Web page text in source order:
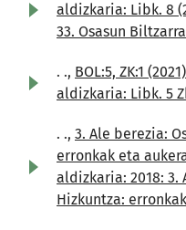
aldizkaria: Libk. 8
33. Osasun
. ., BOL:5, ZK:1 (2021)
aldizkaria: Libk. 5
. ., 3. Ale berezia:
erronkak eta
aldizkaria: 2018: 3.
Hizkuntza: